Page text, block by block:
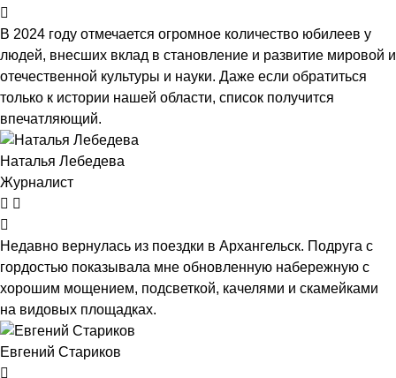
В 2024 году отмечается огромное количество юбилеев у
людей, внесших вклад в становление и развитие мировой и
отечественной культуры и науки. Даже если обратиться
только к истории нашей области, список получится
впечатляющий.
Наталья Лебедева
Журналист
Недавно вернулась из поездки в Архангельск. Подруга с
гордостью показывала мне обновленную набережную с
хорошим мощением, подсветкой, качелями и скамейками
на видовых площадках.
Евгений Стариков